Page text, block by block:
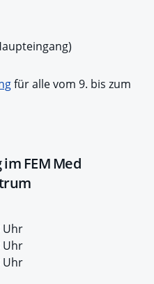
für alle vom 9. bis zum
FEM Med
Uhr
Uhr
Uhr